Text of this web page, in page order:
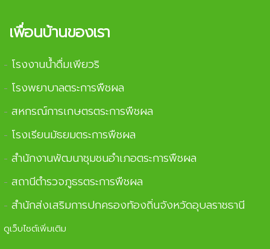
เพื่อนบ้านของเรา
- โรงงานน้ำดื่มเพียวริ
- โรงพยาบาลตระการพืชผล
- สหกรณ์การเกษตรตระการพืชผล
- โรงเรียนมัธยมตระการพืชผล
- สำนักงานพัฒนาชุมชนอำเภอตระการพืชผล
- สถานีตำรวจภูธรตระการพืชผล
- สำนักส่งเสริมการปกครองท้องถิ่นจังหวัดอุบลราชธานี
ดูเว็บไซต์เพิ่มเติม